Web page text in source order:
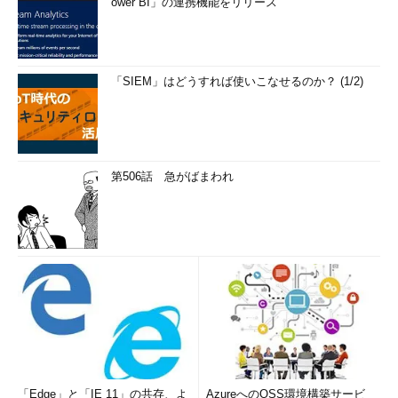
「SIEM」はどうすれば使いこなせるのか？ (1/2)
第506話 急がばまわれ
「Edge」と「IE 11」の共存、よ AzureへのOSS環境構築サービ